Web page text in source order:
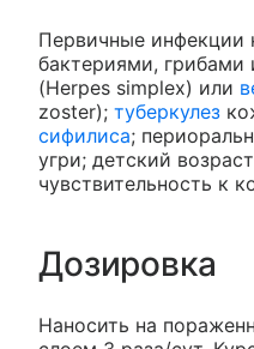
Первичные инфекции
бактериями, грибами
(Herpes simplex) или
zoster); туберкулез
сифилиса;
угри; детский
чувствительность к
Дозировка
Наносить на